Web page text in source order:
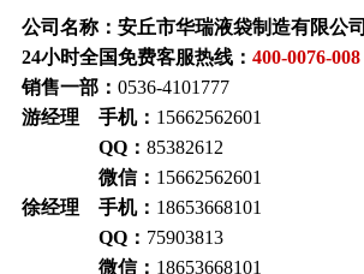
公司名称：安丘市华瑞液袋制造有限公司
24小时全国免费客服热线： 400-0076-008
销售一部： 0536-4101777
游经理 手机： 15662562601
QQ： 85382612
微信： 15662562601
徐经理 手机： 18653668101
QQ： 75903813
微信： 18653668101